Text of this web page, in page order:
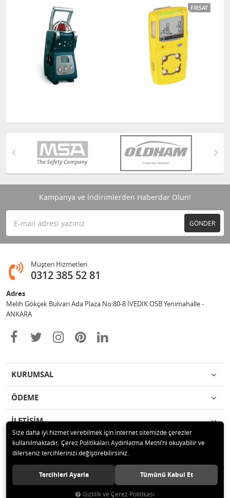
FIRSAT
Kampanya ve İndirimlerden Haberdar Olun!
GÖNDER
Müşteri Hizmetleri
0312 385 52 81
Adres
Melih Gökçek Bulvarı Ada Plaza No:80-8 İVEDİK OSB Yenimahalle -
ANKARA
KURUMSAL
ÖDEME
İLETİŞİM
© 2020 ESA ÖLÇÜM VE TEST CİHAZLARI ELEKTRONİK SAN TİC LTD ŞTİ
Tüm hakları saklıdır.
Size daha iyi hizmet verebilmek için internet sitemizde çerezler
kullanılmaktadır. Çerez Politikaları Aydınlatma Metni’ni okuyabilir ve
dilerseniz tercihlerinizi değiştirebilirsiniz.
Tercihleri Ayarla Tümünü Kabul Et
Gizlilik ve Çerez Politikası